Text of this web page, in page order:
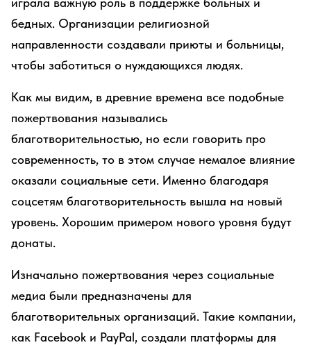
бедных. Организации религиозной
направленности создавали приюты и больницы,
чтобы заботиться о нуждающихся людях.
Как мы видим, в древние времена все подобные
пожертвования назывались
благотворительностью, но если говорить про
современность, то в этом случае немалое влияние
оказали социальные сети. Именно благодаря
соцсетям благотворительность вышла на новый
уровень. Хорошим примером нового уровня будут
донаты.
Изначально пожертвования через социальные
медиа были предназначены для
благотворительных организаций. Такие компании,
как Facebook и PayPal, создали платформы для